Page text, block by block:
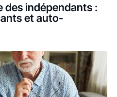
des indépendants :
et auto-